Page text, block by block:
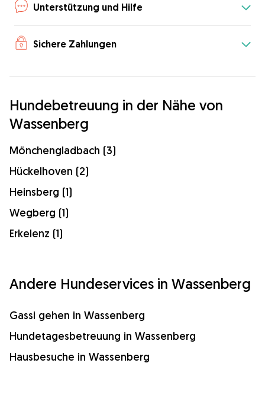
Unterstützung und Hilfe
Sichere Zahlungen
Hundebetreuung in der Nähe von
Wassenberg
Mönchengladbach (3)
Hückelhoven (2)
Heinsberg (1)
Wegberg (1)
Erkelenz (1)
Andere Hundeservices in Wassenberg
Gassi gehen in Wassenberg
Hundetagesbetreuung in Wassenberg
Hausbesuche in Wassenberg